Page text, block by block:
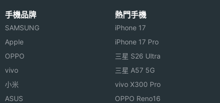
手機品牌
SAMSUNG
Apple
OPPO
vivo
小米
ASUS
熱門手機
iPhone 17
iPhone 17 Pro
三星 S26 Ultra
三星 A57 5G
vivo X300 Pro
OPPO Reno16